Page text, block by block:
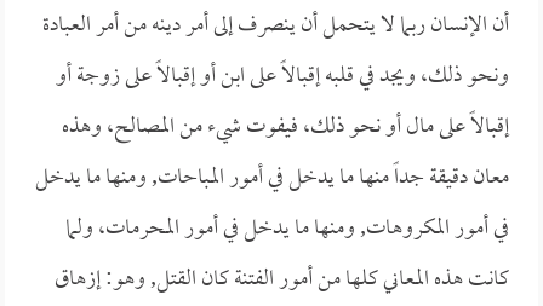
أن الإنسان ربما لا يتحمل أن ينصرف إلى أمر دينه من أمر العبادة
ونحو ذلك، ويجد في قلبه إقبالاً على ابن أو إقبالاً على زوجة أو
إقبالاً على مال أو نحو ذلك، فيفوت شيء من المصالح، وهذه
معان دقيقة جداً منها ما يدخل في أمور المباحات, ومنها ما يدخل
في أمور المكروهات, ومنها ما يدخل في أمور المحرمات، ولما
كانت هذه المعاني كلها من أمور الفتنة كان القتل, وهو: إزهاق